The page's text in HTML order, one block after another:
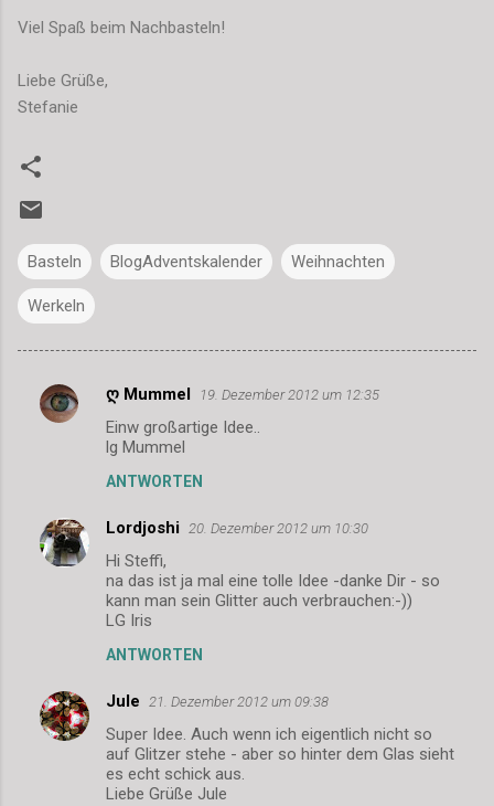
Viel Spaß beim Nachbasteln!
Liebe Grüße,
Stefanie
Basteln BlogAdventskalender Weihnachten
Werkeln
K
e
n
ღ Mummel 19. Dezember 2012 um 12:35
Einw großartige Idee..
lg Mummel
ANTWORTEN
Lordjoshi 20. Dezember 2012 um 10:30
Hi Steffi,
na das ist ja mal eine tolle Idee -danke Dir - so
kann man sein Glitter auch verbrauchen:-))
LG Iris
ANTWORTEN
Jule 21. Dezember 2012 um 09:38
Super Idee. Auch wenn ich eigentlich nicht so
auf Glitzer stehe - aber so hinter dem Glas sieht
es echt schick aus.
Liebe Grüße Jule